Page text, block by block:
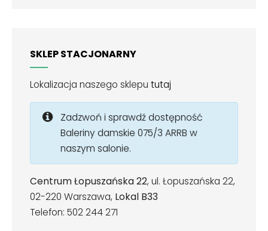
SKLEP STACJONARNY
Lokalizacja naszego sklepu tutaj
Zadzwoń i sprawdź dostępność
Baleriny damskie 075/3 ARRB w
naszym salonie.
Centrum Łopuszańska 22, ul. Łopuszańska 22,
02-220 Warszawa, Lokal B33
Telefon: 502 244 271